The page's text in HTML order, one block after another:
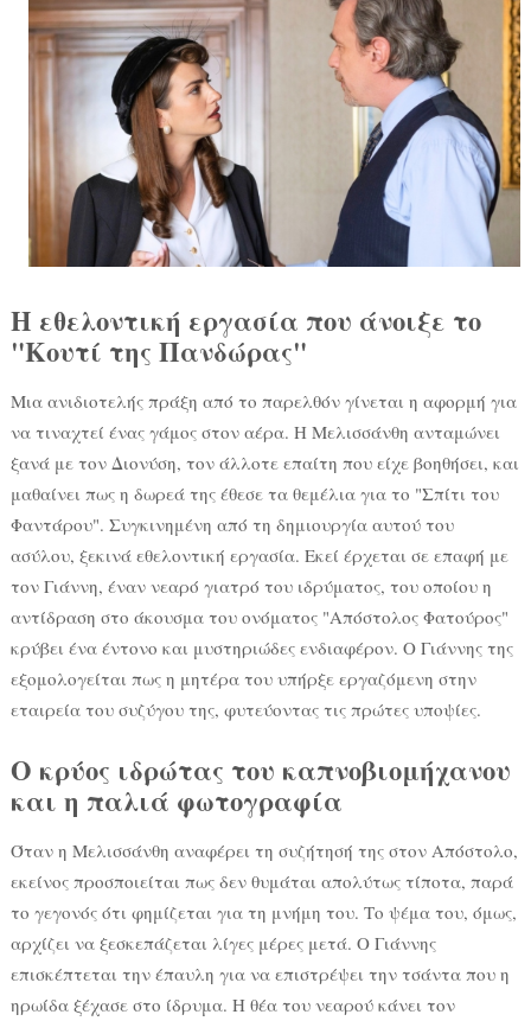
Η εθελοντική εργασία που άνοιξε το
"Κουτί της Πανδώρας"
Μια ανιδιοτελής πράξη από το παρελθόν γίνεται η αφορμή για
να τιναχτεί ένας γάμος στον αέρα. Η Μελισσάνθη ανταμώνει
ξανά με τον Διονύση, τον άλλοτε επαίτη που είχε βοηθήσει, και
μαθαίνει πως η δωρεά της έθεσε τα θεμέλια για το "Σπίτι του
Φαντάρου". Συγκινημένη από τη δημιουργία αυτού του
ασύλου, ξεκινά εθελοντική εργασία. Εκεί έρχεται σε επαφή με
τον Γιάννη, έναν νεαρό γιατρό του ιδρύματος, του οποίου η
αντίδραση στο άκουσμα του ονόματος "Απόστολος Φατούρος"
κρύβει ένα έντονο και μυστηριώδες ενδιαφέρον. Ο Γιάννης της
εξομολογείται πως η μητέρα του υπήρξε εργαζόμενη στην
εταιρεία του συζύγου της, φυτεύοντας τις πρώτες υποψίες.
Ο κρύος ιδρώτας του καπνοβιομήχανου
και η παλιά φωτογραφία
Όταν η Μελισσάνθη αναφέρει τη συζήτησή της στον Απόστολο,
εκείνος προσποιείται πως δεν θυμάται απολύτως τίποτα, παρά
το γεγονός ότι φημίζεται για τη μνήμη του. Το ψέμα του, όμως,
αρχίζει να ξεσκεπάζεται λίγες μέρες μετά. Ο Γιάννης
επισκέπτεται την έπαυλη για να επιστρέψει την τσάντα που η
ηρωίδα ξέχασε στο ίδρυμα. Η θέα του νεαρού κάνει τον